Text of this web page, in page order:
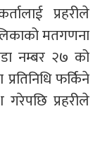
प्रहरीले
मतगणना
नम्बर २७ को
फर्किने
प्रहरीले